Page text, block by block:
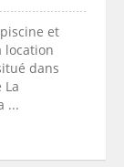
et
location
dans
La
...